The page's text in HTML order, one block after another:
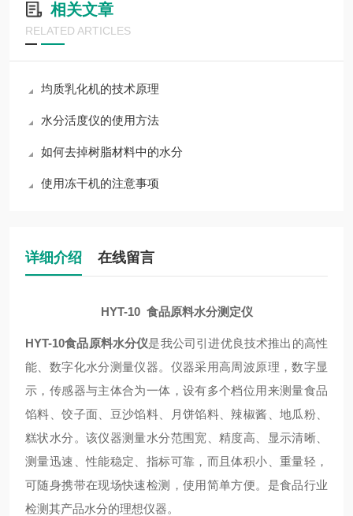
相关文章
RELATED ARTICLES
均质乳化机的技术原理
水分活度仪的使用方法
如何去掉树脂材料中的水分
使用冻干机的注意事项
详细介绍 在线留言
HYT-10 食品原料水分测定仪
HYT-10食品原料水分仪是我公司引进优良技术推出的高性
能、数字化水分测量仪器。仪器采用高周波原理，数字显
示，传感器与主体合为一体，设有多个档位用来测量食品
馅料、饺子面、豆沙馅料、月饼馅料、辣椒酱、地瓜粉、
糕状水分。该仪器测量水分范围宽、精度高、显示清晰、
测量迅速、性能稳定、指标可靠，而且体积小、重量轻，
可随身携带在现场快速检测，使用简单方便。是食品行业
检测其产品水分的理想仪器。